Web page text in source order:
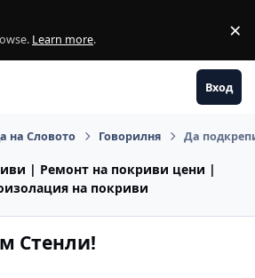
Learn more. ×
Вход
на Словото Говорилня Да
| Ремонт на покриви цени |
на покриви
Стенли!